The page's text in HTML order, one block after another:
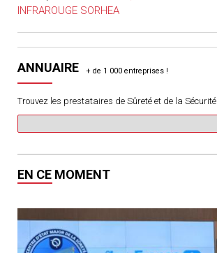
INFRAROUGE SORHEA
ANNUAIRE
Trouvez les prestataires de Sûreté et de la Sécurité
EN CE MOMENT